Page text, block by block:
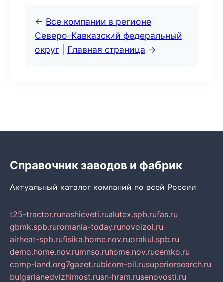
← Все компании в регионе
Северо-Кавказский федеральный
округ
Главная страница →
Справочник заводов и фабрик
Актуальный каталог компаний по всей России
t25-tractor.runashicveti.rualutex.spb.rufas.ru
gbmk.spb.ruromania-today.runovoizol.ru
airheat-spb.rufisika.home.nov.ruorakul.spb.ru
demo.home.nov.rumnso.ruhome.nov.rucemko.ru
comp-land.org7gazet.rubicom-oil.rusuperiorsearch.ru
bulgarianedvizhimost.rusn-hram.rusenovosti.ru